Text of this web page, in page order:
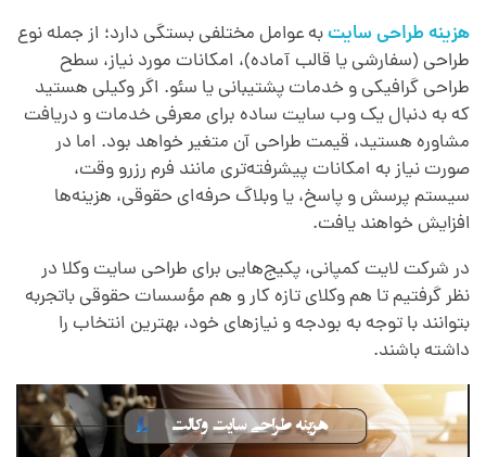
هزینه طراحی سایتبه عوامل مختلفی بستگی دارد؛ از جمله نوع
طراحی (سفارشی یا قالب آماده)، امکانات مورد نیاز، سطح
طراحی گرافیکی و خدمات پشتیبانی یا سئو. اگر وکیلی هستید
که به دنبال یک وب ‌سایت ساده برای معرفی خدمات و دریافت
مشاوره هستید، قیمت طراحی آن متغیر خواهد بود. اما در
صورت نیاز به امکانات پیشرفته‌تری مانند فرم رزرو وقت،
سیستم پرسش و پاسخ، یا وبلاگ حرفه‌ای حقوقی، هزینه‌ها
افزایش خواهند یافت.
در شرکت لایت کمپانی، پکیج‌هایی برای طراحی سایت وکلا در
نظر گرفتیم تا هم وکلای تازه‌ کار و هم مؤسسات حقوقی باتجربه
بتوانند با توجه به بودجه و نیازهای خود، بهترین انتخاب را
داشته باشند.